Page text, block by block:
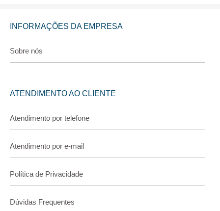
INFORMAÇÕES DA EMPRESA
Sobre nós
ATENDIMENTO AO CLIENTE
Atendimento por telefone
Atendimento por e-mail
Política de Privacidade
Dúvidas Frequentes